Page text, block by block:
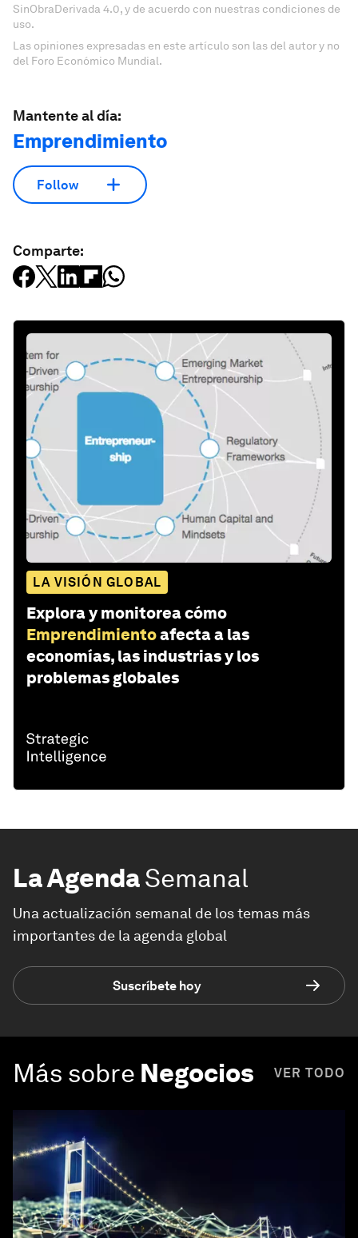
SinObraDerivada 4.0, y de acuerdo con nuestras condiciones de
uso.
Las opiniones expresadas en este artículo son las del autor y no
del Foro Económico Mundial.
Mantente al día:
Emprendimiento
Follow
Comparte:
LA VISIÓN GLOBAL
Explora y monitorea cómo
Emprendimientoafecta a las
economías, las industrias y los
problemas globales
La AgendaSemanal
Una actualización semanal de los temas más
importantes de la agenda global
Suscríbete hoy
Más sobre Negocios VER TODO